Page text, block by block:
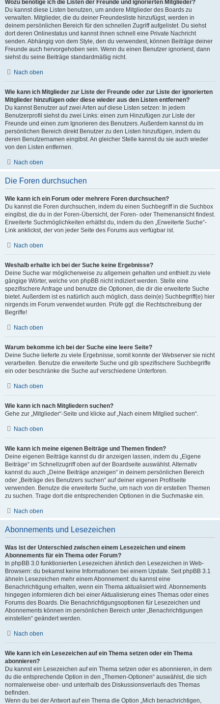
Wozu benötige ich die Listen der Freunde und ignorierten Mitglieder?
Du kannst diese Listen benutzen, um andere Mitglieder des Boards zu
verwalten. Mitglieder, die du deiner Freundesliste hinzufügst, werden in
deinem persönlichen Bereich für den schnellen Zugriff aufgelistet. Du siehst
dort deren Onlinestatus und kannst ihnen schnell eine Private Nachricht
senden. Abhängig von dem Style, den du verwendest, können Beiträge deiner
Freunde auch hervorgehoben sein. Wenn du einen Benutzer ignorierst, dann
siehst du seine Beiträge standardmäßig nicht.
Nach oben
Wie kann ich Mitglieder zur Liste der Freunde oder zur Liste der ignorierten
Mitglieder hinzufügen oder diese wieder aus den Listen entfernen?
Du kannst Benutzer auf zwei Arten auf diese Listen setzen: In jedem
Benutzerprofil siehst du zwei Links: einen zum Hinzufügen zur Liste der
Freunde und einen zum Ignorieren des Benutzers. Außerdem kannst du im
persönlichen Bereich direkt Benutzer zu den Listen hinzufügen, indem du
deren Benutzernamen eingibst. An gleicher Stelle kannst du sie auch wieder
von den Listen entfernen.
Nach oben
Die Foren durchsuchen
Wie kann ich ein Forum oder mehrere Foren durchsuchen?
Du kannst die Foren durchsuchen, indem du einen Suchbegriff in die Suchbox
eingibst, die du in der Foren-Übersicht, der Foren- oder Themenansicht findest.
Erweiterte Suchmöglichkeiten erhältst du, indem du den „Erweiterte Suche“-
Link anklickst, der von jeder Seite des Forums aus verfügbar ist.
Nach oben
Weshalb erhalte ich bei der Suche keine Ergebnisse?
Deine Suche war möglicherweise zu allgemein gehalten und enthielt zu viele
gängige Wörter, welche von phpBB nicht indiziert werden. Stelle eine
spezifischere Anfrage und benutze die Optionen, die dir die erweiterte Suche
bietet. Außerdem ist es natürlich auch möglich, dass dein(e) Suchbegriff(e) hier
nirgends im Forum verwendet wurden. Prüfe ggf. die Rechtschreibung der
Begriffe!
Nach oben
Warum bekomme ich bei der Suche eine leere Seite?
Deine Suche lieferte zu viele Ergebnisse, somit konnte der Webserver sie nicht
verarbeiten. Benutze die erweiterte Suche und gib spezifischere Suchbegriffe
ein oder beschränke die Suche auf verschiedene Unterforen.
Nach oben
Wie kann ich nach Mitgliedern suchen?
Gehe zur „Mitglieder“-Seite und klicke auf „Nach einem Mitglied suchen“.
Nach oben
Wie kann ich meine eigenen Beiträge und Themen finden?
Deine eigenen Beiträge kannst du dir anzeigen lassen, indem du „Eigene
Beiträge“ im Schnellzugriff oben auf der Boardseite auswählst. Alternativ
kannst du auch „Deine Beiträge anzeigen“ in deinem persönlichen Bereich
oder „Beiträge des Benutzers suchen“ auf deiner eigenen Profilseite
verwenden. Benutze die erweiterte Suche, um nach von dir erstellen Themen
zu suchen. Trage dort die entsprechenden Optionen in die Suchmaske ein.
Nach oben
Abonnements und Lesezeichen
Was ist der Unterschied zwischen einem Lesezeichen und einem
Abonnements für ein Thema oder Forum?
In phpBB 3.0 funktionierten Lesezeichen ähnlich den Lesezeichen in Web-
Browsern: du bekamst keine Informationen bei einem Update. Seit phpBB 3.1
ähneln Lesezeichen mehr einem Abonnement: du kannst eine
Benachrichtigung erhalten, wenn ein Thema aktualisiert wird. Abonnements
hingegen informieren dich bei einer Aktualisierung eines Themas oder eines
Forums des Boards. Die Benachrichtigungsoptionen für Lesezeichen und
Abonnements können im persönlichen Bereich unter „Benachrichtigungen
einstellen“ geändert werden.
Nach oben
Wie kann ich ein Lesezeichen auf ein Thema setzen oder ein Thema
abonnieren?
Du kannst ein Lesezeichen auf ein Thema setzen oder es abonnieren, in dem
du die entsprechende Option in den „Themen-Optionen“ auswählst, die sich
normalerweise ober- und unterhalb des Diskussionsverlaufs des Themas
befinden.
Wenn du bei der Antwort auf ein Thema die Option „Mich benachrichtigen,